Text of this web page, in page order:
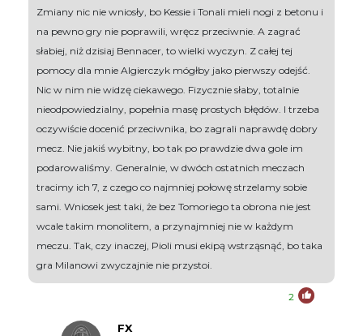
Zmiany nic nie wniosły, bo Kessie i Tonali mieli nogi z betonu i
na pewno gry nie poprawili, wręcz przeciwnie. A zagrać
słabiej, niż dzisiaj Bennacer, to wielki wyczyn. Z całej tej
pomocy dla mnie Algierczyk mógłby jako pierwszy odejść.
Nic w nim nie widzę ciekawego. Fizycznie słaby, totalnie
nieodpowiedzialny, popełnia masę prostych błędów. I trzeba
oczywiście docenić przeciwnika, bo zagrali naprawdę dobry
mecz. Nie jakiś wybitny, bo tak po prawdzie dwa gole im
podarowaliśmy. Generalnie, w dwóch ostatnich meczach
tracimy ich 7, z czego co najmniej połowę strzelamy sobie
sami. Wniosek jest taki, że bez Tomoriego ta obrona nie jest
wcale takim monolitem, a przynajmniej nie w każdym
meczu. Tak, czy inaczej, Pioli musi ekipą wstrząsnąć, bo taka
gra Milanowi zwyczajnie nie przystoi.
2
FX